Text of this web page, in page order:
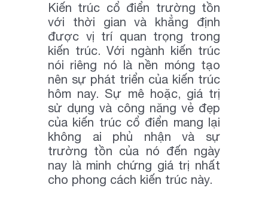
Kiến trúc cổ điển trường tồn
với thời gian và khẳng định
được vị trí quan trọng trong
kiến trúc. Với ngành kiến trúc
nói riêng nó là nền móng tạo
nên sự phát triển của kiến trúc
hôm nay. Sự mê hoặc, giá trị
sử dụng và công năng vẻ đẹp
của kiến trúc cổ điển mang lại
không ai phủ nhận và sự
trường tồn của nó đến ngày
nay là minh chứng giá trị nhất
cho phong cách kiến trúc này.